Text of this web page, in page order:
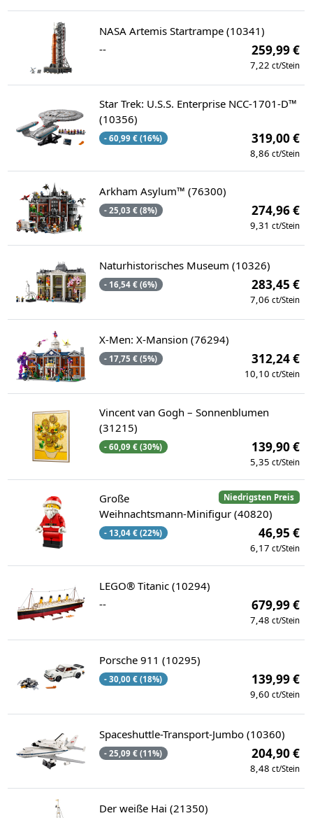
NASA Artemis Startrampe (10341)
--
259,99 €
7,22 ct/Stein
Star Trek: U.S.S. Enterprise NCC-1701-D™
(10356)
- 60,99 € (16%) 319,00 €
8,86 ct/Stein
Arkham Asylum™ (76300)
- 25,03 € (8%) 274,96 €
9,31 ct/Stein
Naturhistorisches Museum (10326)
- 16,54 € (6%) 283,45 €
7,06 ct/Stein
X-Men: X-Mansion (76294)
- 17,75 € (5%) 312,24 €
10,10 ct/Stein
Vincent van Gogh – Sonnenblumen
(31215)
- 60,09 € (30%) 139,90 €
5,35 ct/Stein
Niedrigsten Preis
Große
Weihnachtsmann-Minifigur (40820)
- 13,04 € (22%) 46,95 €
6,17 ct/Stein
LEGO® Titanic (10294)
--
679,99 €
7,48 ct/Stein
Porsche 911 (10295)
- 30,00 € (18%) 139,99 €
9,60 ct/Stein
Spaceshuttle-Transport-Jumbo (10360)
- 25,09 € (11%) 204,90 €
8,48 ct/Stein
Der weiße Hai (21350)